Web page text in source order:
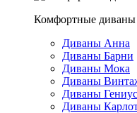
Комфортные диваны
Диваны Анна
Диваны Барни
Диваны Мока
Диваны
Диваны Гениус
Диваны